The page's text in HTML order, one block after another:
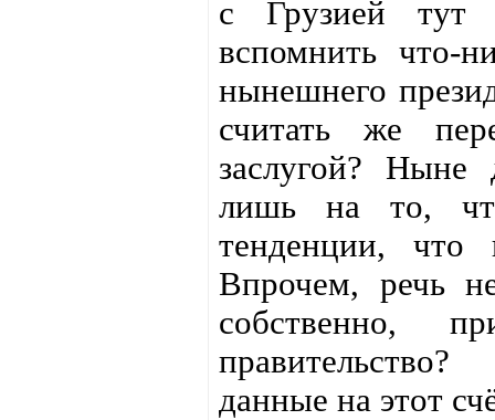
с Грузией тут
вспомнить что-
нынешнего
считать же
заслугой? Ныне
лишь на то,
тенденции, что
Впрочем, речь
собственно,
данные на этот